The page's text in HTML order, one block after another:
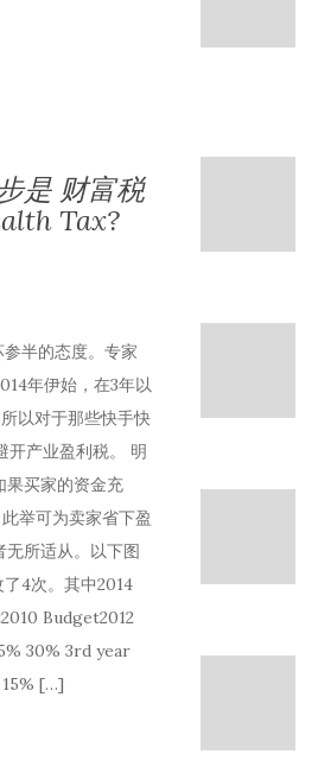
是 财富税
Tax?
半的态度。专家
年伊始，在3年以
以对于那些快手快
开产业盈利税。 明
果买家的资金充
举可为卖家省下盈
所适从。以下图
4次。其中2014
Budget2012
30% 3rd year
[…]